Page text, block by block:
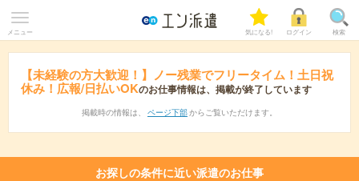
メニュー 気になる! ログイン 検索
【未経験の方大歓迎！】ノー残業でフリータイム！土日祝
休み！広報/日払いOKのお仕事情報は、掲載が終了しています
掲載時の情報は、 ページ下部 からご覧いただけます。
お探しの条件に近い派遣のお仕事